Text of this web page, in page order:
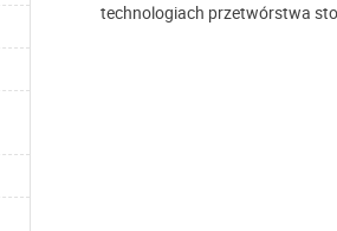
technologiach przetwórstwa